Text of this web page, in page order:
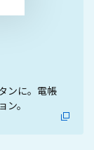
ンに。電帳
。